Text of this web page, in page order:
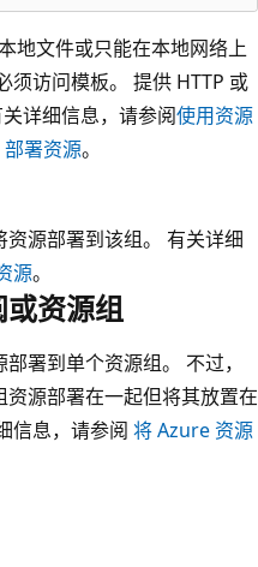
地文件或只能在本地网络上
须访问模板。 提供 HTTP 或
详细信息，请参阅使用资源
署资源。
源部署到该组。 有关详细
源。
资源组
署到单个资源组。 不过，
源部署在一起但将其放置在
信息，请参阅 将 Azure 资源